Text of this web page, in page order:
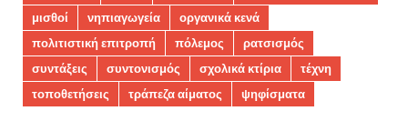
μισθοί
νηπιαγωγεία
οργανικά κενά
πολιτιστική επιτροπή
πόλεμος
ρατσισμός
συντάξεις
συντονισμός σχολικά κτίρια
τέχνη
τοποθετήσεις
τράπεζα αίματος ψηφίσματα